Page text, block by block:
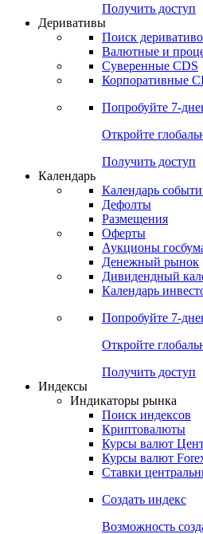
Получить доступ
Деривативы
Поиск
Валютные и
Суверенные CDS
Корпоративные
Попробуйте 7-
Откройте
Получить доступ
Календарь
Календарь
Дефолты
Размещения
Оферты
Аукционы
Денежный рынок
Дивидендный
Календарь
Попробуйте 7-
Откройте
Получить доступ
Индексы
Индикаторы рынка
Поиск индексов
Криптовалюты
Курсы валют
Курсы валют
Ставки
Создать индекс
Возможность